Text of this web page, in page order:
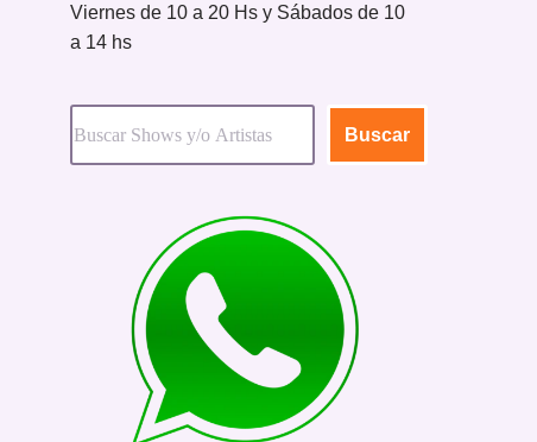
Viernes de 10 a 20 Hs y Sábados de 10
a 14 hs
Buscar